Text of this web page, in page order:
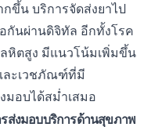
ขึ้น บริการจัดส่งยาไป
กันผ่านดิจิทัล อีกทั้งโรค
ลหิตสูง มีแนวโน้มเพิ่มขึ้น
ละเวชภัณฑ์ที่มี
มอบได้สม่ำเสมอ
ส่งมอบบริการด้านสุขภาพ